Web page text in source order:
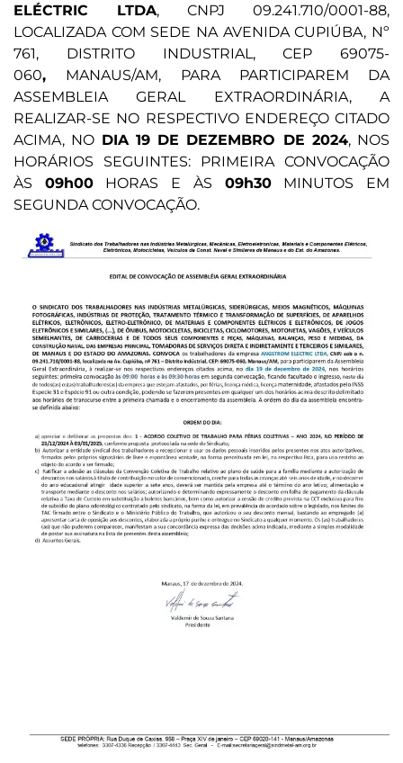
ELÉCTRIC LTDA, CNPJ 09.241.710/0001-88,
LOCALIZADA COM SEDE NA AVENIDA CUPIÚBA, Nº
761, DISTRITO INDUSTRIAL, CEP 69075-
060, MANAUS/AM, PARA PARTICIPAREM DA
ASSEMBLEIA GERAL EXTRAORDINÁRIA, A
REALIZAR-SE NO RESPECTIVO ENDEREÇO CITADO
ACIMA, NO DIA 19 DE DEZEMBRO DE 2024, NOS
HORÁRIOS SEGUINTES: PRIMEIRA CONVOCAÇÃO
ÀS 09h00HORAS E ÀS 09h30MINUTOS EM
SEGUNDA CONVOCAÇÃO.